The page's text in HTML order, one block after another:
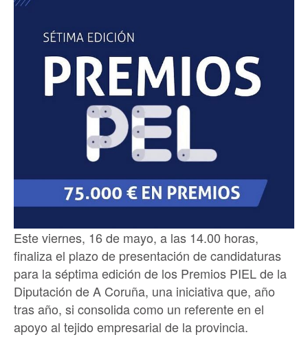
Este viernes, 16 de mayo, a las 14.00 horas,
finaliza el plazo de presentación de candidaturas
para la séptima edición de los Premios PIEL de la
Diputación de A Coruña, una iniciativa que, año
tras año, si consolida como un referente en el
apoyo al tejido empresarial de la provincia.